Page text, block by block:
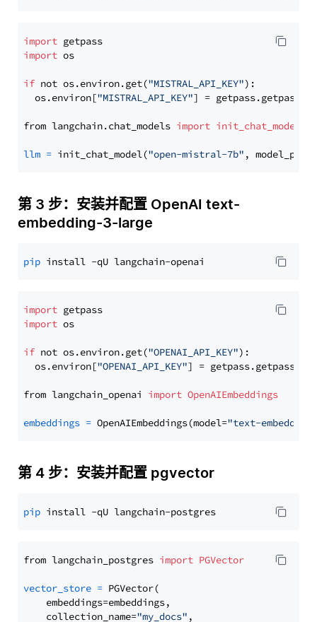
import
import os
if not os.environ.get("MISTRAL_API_KEY"):
  os.environ[
"MISTRAL_API_KEY"] = getpass.getpass(
from langchain.chat_models import init_chat_model
llm = init_chat_model("open-mistral-7b" ,
第 3 步：安装并配置 OpenAI text-
embedding-3-large
pip
import
import os
if not os.environ.get("OPENAI_API_KEY"):
  os.environ[
"OPENAI_API_KEY"] = getpass.getpass(
from langchain_openai import OpenAIEmbeddings
embeddings = OpenAIEmbeddings(model="text-
第 4 步：安装并配置 pgvector
pip
from langchain_postgres import PGVector
vector_store = PGVector(
    embeddings=embeddings,
    collection_name=
"my_docs" ,